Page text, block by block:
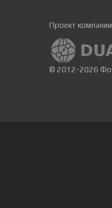
Проект компании
© 2012-2026